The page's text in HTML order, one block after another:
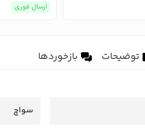
ارسال فوری
توضیحات بازخوردها
سواچ